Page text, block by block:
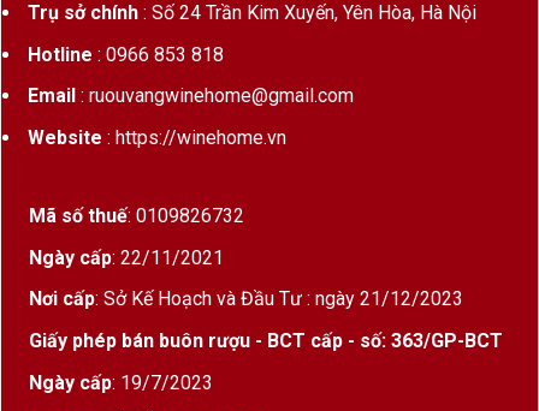
Ngày nay, nhiều thương hiệu
tại hàng chục quốc gia và trở thành lựa chọn quen thuộc
trong các nhà hàng, khách sạn, quán bar cũng như các bữa
thức hằng ngày, tiếp khách, tổ chức tiệc hoặc làm quà tặng.
Bia Pháp là gì?
Bia Pháp(French Beer) là các dòng bia được sản xuất tại
Cộng hòa Pháp theo những tiêu chuẩn nghiêm ngặt về
Trụ sở chính: Số 24 Trần Kim Xuyến, Yên Hòa, Hà Nội
Hotline : 0966 853 818
Email : ruouvangwinehome@gmail.com
Website : https://winehome.vn
Mã số thuế: 0109826732
Ngày cấp: 22/11/2021
Nơi cấp: Sở Kế Hoạch và Đầu Tư : ngày 21/12/2023
Giấy phép bán buôn rượu - BCT cấp - số: 363/GP-BCT
Ngày cấp: 19/7/2023